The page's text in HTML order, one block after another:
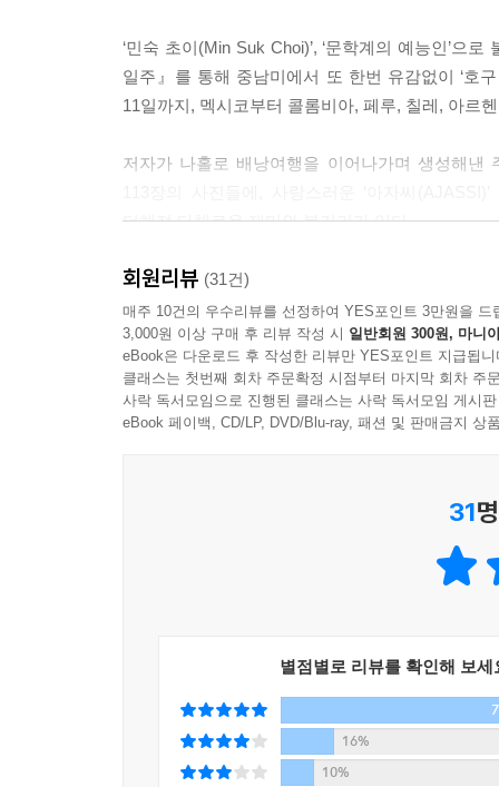
너무 끈적해 글을 쓸 수 없을 지경이라, 손을 씻고
듯, 땀으로 젖었다가 말랐다가를 반복했을 것이
거!” 하며 파인애플 주스를 가리켰는데, 마셔보니
“무차스 그라시아스(매우 고마워요)!” 호구를 위한
--- 「콜롬비아, 「17회 흔치 않은 날」 중에서
나는 마추픽추를 보며 ‘이건 잉카인이 아니고서
했다면, 아마 일단은 군사 기지를 지은 후 당신
부터 지었을 것이다. 물론, 언덕 입구에 용이 새
부터 사들여서 말이다.
그러니 마추픽추는 잉카인이 아니었다면, 지금도
갈라질지언정 또 거리에 나와 수공예품을 팔며
‘민숙 초이(Min Suk Choi)’, ‘문학계의 예능인’으
일주』를 통해 중남미에서 또 한번 유감없이 ‘호
11일까지, 멕시코부터 콜롬비아, 페루, 칠레, 아르
저자가 나홀로 배낭여행을 이어나가며 생성해
더해져 다채로운 재미와 볼거리가 있다.
저자는 자의 반 타의 반으로 이번 여행의 필수
주문처럼 꺼내어놓다. 여행지에서 겪은 크고 작
자아낸다. 속옷과 양말 몇 개 세탁하는 데 4만 원
감동의 눈물을 흘리며 멋지게 살기로 결심했으
확인하자’고 다짐을 덧붙인다. 세탁기 버튼
리우데자네이루 언덕의 석양과 코파카바나의 해
조성된 중남미의 문화와 생활을 촘촘히 들여다보
여행이 계속될수록 저자는 ‘빠시엔시아’의 의미
“즐겁게 사는 것 빼고, 달리 생에서 뭐가 필요한
생활인과 여행자, 주인공과 관찰자의 위치를 넘
특별해지고, 지구 반대편에 있는 현지인들이 동네
회원리뷰 (31건)
매주 10건의 우수리뷰를 선정하여 YES포인트 3만원을 드
3,000원 이상 구매 후 리뷰 작성 시 일반회원 300원, 마니
eBook은 다운로드 후 작성한 리뷰만 YES포인트 지급됩니
클래스는 첫번째 회차 주문확정 시점부터 마지막 회차 주
사락 독서모임으로 진행된 클래스는 사락 독서모임 게시
eBook 페이백, CD/LP, DVD/Blu-ray, 패션 및 판매금지 상
31
별점별로 리뷰를 확인해 보세
16%
10%